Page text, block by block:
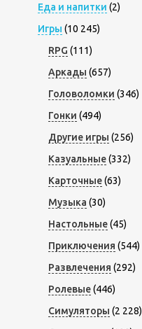
Еда и напитки (2)
Игры (10 245)
RPG (111)
Аркады (657)
Головоломки (346)
Гонки (494)
Другие игры (256)
Казуальные(332)
Карточные(63)
Музыка (30)
Настольные(45)
Приключения (544)
Развлечения (292)
Ролевые(446)
Симуляторы (2 228)